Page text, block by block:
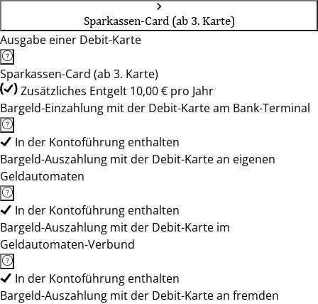
Sparkassen-Card (ab 3. Karte)
Ausgabe einer Debit-Karte
Sparkassen-Card (ab 3. Karte)
Zusätzliches Entgelt 10,00 € pro Jahr
Bargeld-Einzahlung mit der Debit-Karte am Bank-Terminal
In der Kontoführung enthalten
Bargeld-Auszahlung mit der Debit-Karte an eigenen
Geldautomaten
In der Kontoführung enthalten
Bargeld-Auszahlung mit der Debit-Karte im
Geldautomaten-Verbund
In der Kontoführung enthalten
Bargeld-Auszahlung mit der Debit-Karte an fremden